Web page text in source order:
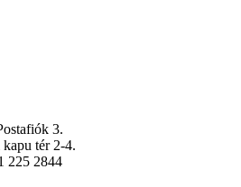
3.
tér 2-4.
225 2844